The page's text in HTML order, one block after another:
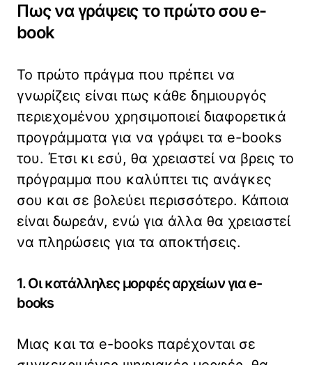
Πως να γράψεις το πρώτο σου e-
book
Το πρώτο πράγμα που πρέπει να
γνωρίζεις είναι πως κάθε δημιουργός
περιεχομένου χρησιμοποιεί διαφορετικά
προγράμματα για να γράψει τα e-books
του. Έτσι κι εσύ, θα χρειαστεί να βρεις το
πρόγραμμα που καλύπτει τις ανάγκες
σου και σε βολεύει περισσότερο. Κάποια
είναι δωρεάν, ενώ για άλλα θα χρειαστεί
να πληρώσεις για τα αποκτήσεις.
1. Οι κατάλληλες μορφές αρχείων για e-
books
Μιας και τα e-books παρέχονται σε